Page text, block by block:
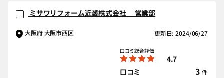
ミサワリフォーム近畿株式会社 営業部
大阪府 大阪市西区 更新日: 2024/06/27
口コミ総合評価
4.7
口コミ
3 件